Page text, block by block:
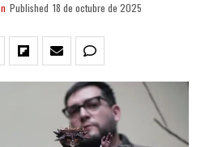
Published 18 de octubre de 2025